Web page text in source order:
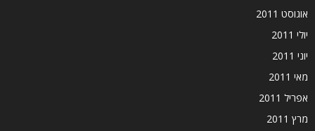
אוגוסט 2011
יולי 2011
יוני 2011
מאי 2011
אפריל 2011
מרץ 2011